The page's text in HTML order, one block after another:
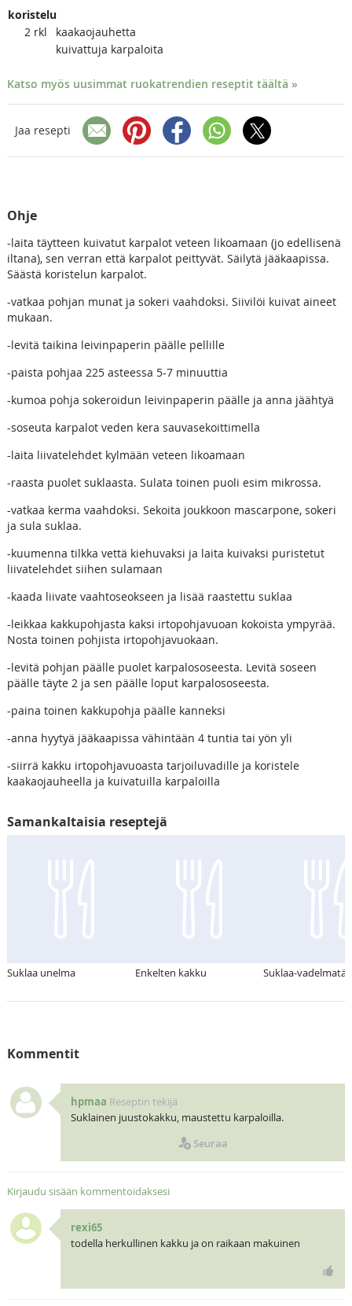
koristelu
2 rkl
kaakaojauhetta
kuivattuja karpaloita
Katso myös uusimmat ruokatrendien reseptit täältä »
Jaa resepti
Ohje
-laita täytteen kuivatut karpalot veteen likoamaan (jo edellisenä
iltana), sen verran että karpalot peittyvät. Säilytä jääkaapissa.
Säästä koristelun karpalot.
-vatkaa pohjan munat ja sokeri vaahdoksi. Siivilöi kuivat aineet
mukaan.
-levitä taikina leivinpaperin päälle pellille
-paista pohjaa 225 asteessa 5-7 minuuttia
-kumoa pohja sokeroidun leivinpaperin päälle ja anna jäähtyä
-soseuta karpalot veden kera sauvasekoittimella
-laita liivatelehdet kylmään veteen likoamaan
-raasta puolet suklaasta. Sulata toinen puoli esim mikrossa.
-vatkaa kerma vaahdoksi. Sekoita joukkoon mascarpone, sokeri
ja sula suklaa.
-kuumenna tilkka vettä kiehuvaksi ja laita kuivaksi puristetut
liivatelehdet siihen sulamaan
-kaada liivate vaahtoseokseen ja lisää raastettu suklaa
-leikkaa kakkupohjasta kaksi irtopohjavuoan kokoista ympyrää.
Nosta toinen pohjista irtopohjavuokaan.
-levitä pohjan päälle puolet karpalososeesta. Levitä soseen
päälle täyte 2 ja sen päälle loput karpalososeesta.
-paina toinen kakkupohja päälle kanneksi
-anna hyytyä jääkaapissa vähintään 4 tuntia tai yön yli
-siirrä kakku irtopohjavuoasta tarjoiluvadille ja koristele
kaakaojauheella ja kuivatuilla karpaloilla
Samankaltaisia reseptejä
Suklaa unelma Enkelten kakku Suklaa-
Kommentit
hpmaa Reseptin tekijä
Suklainen juustokakku, maustettu karpaloilla.
Seuraa
Kirjaudu sisään kommentoidaksesi
rexi65
todella herkullinen kakku ja on raikaan makuinen